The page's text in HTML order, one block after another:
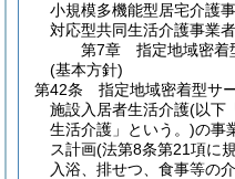
小規模多機能型居宅介護
対応型共同生活介護事業
第7章
指定地域密着
(基本方針)
第42条
指定地域密着型サ
施設入居者生活介護(以下
生活介護」という。)の事
ス計画(法第8条第21項に
入浴、排せつ、食事等の